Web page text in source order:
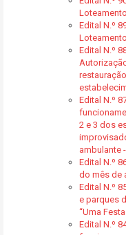
Loteamento
Edital N.º
Loteamento
Edital N.º
Edital N.º
2 e 3 dos
ambulante
Edital N.º
do mês de
Edital N.º
e parques
“Uma
Edital N.º